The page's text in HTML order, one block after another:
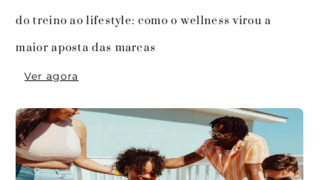
do treino ao lifestyle: como o wellness virou a
maior aposta das marcas
Ver agora